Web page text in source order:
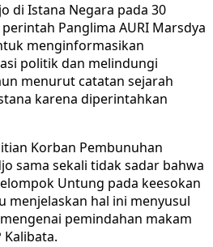
di Istana Negara pada 30
Panglima AURI Marsdya
menginformasikan
politik dan melindungi
menurut catatan sejarah
karena diperintahkan
Korban Pembunuhan
sama sekali tidak sadar bahwa
Untung pada keesokan
menjelaskan hal ini menyusul
pemindahan makam